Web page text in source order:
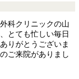
科クリニックの山
とても忙しい毎日
りがとうございま
ご来院がありまし